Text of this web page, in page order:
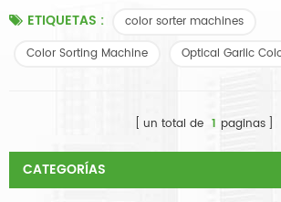
los bulbos de ajo,máquinas clasificadoras de
ajo. La funcionalidad de la máquina
ETIQUETAS :
color sorter machines
Color Sorting Machine
Optical Garlic
un total de 1 paginas
CATEGORÍAS